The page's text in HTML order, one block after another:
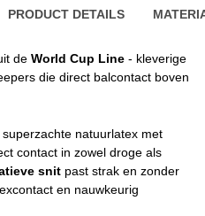
PRODUCT DETAILS
de World Cup Line - kleverige
die direct balcontact boven
superzachte natuurlatex met
contact in zowel droge als
snit past strak en zonder
en nauwkeurig